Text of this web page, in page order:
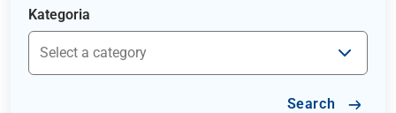
Kategoria
Search